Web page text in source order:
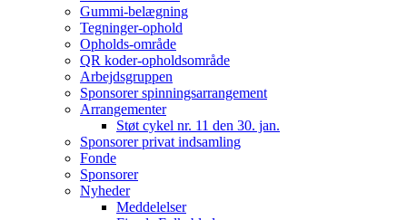
Gummi-belægning
Tegninger-ophold
Opholds-område
QR koder-opholdsområde
Arbejdsgruppen
Sponsorer spinningsarrangement
Arrangementer
Støt cykel nr. 11 den 30. jan.
Sponsorer privat indsamling
Fonde
Sponsorer
Nyheder
Meddelelser